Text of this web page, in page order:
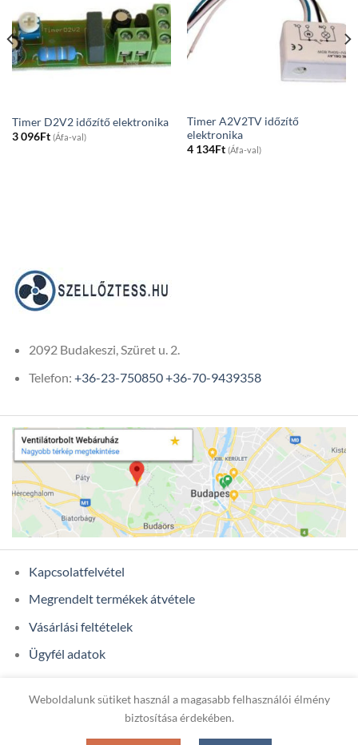
Timer D2V2 időzítő elektronika
3 096Ft (Áfa-val)
Timer A2V2TV időzítő
elektronika
4 134Ft (Áfa-val)
2092 Budakeszi, Szüret u. 2.
Telefon: +36-23-750850+36-70-9439358
Kapcsolatfelvétel
Megrendelt termékek átvétele
Vásárlási feltételek
Ügyfél adatok
ONIXCOM KFT.
Weboldalunk sütiket használ a magasabb felhasználói élmény
biztosítása érdekében.